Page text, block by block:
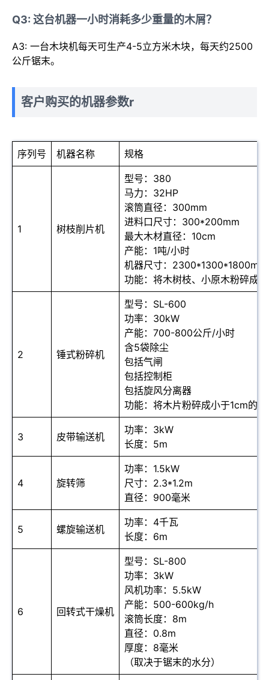
Q3: 这台机器一小时消耗多少重量的木屑？
A3: 一台木块机每天可生产4-5立方米木块，每天约2500
公斤锯末。
客户购买的机器参数r
序列号 机器名称 规格
1 树枝削片机
型号：380
马力：32HP
滚筒直径：300mm
进料口尺寸：300*200mm
最大木材直径：10cm
产能：1吨/小时
机器尺寸：2300*1300*1800mm
功能：将木树枝、小原木粉碎成
2 锤式粉碎机
型号：SL-600
功率：30kW
产能：700-800公斤/小时
含5袋除尘
包括气闸
包括控制柜
包括旋风分离器
功能：将木片粉碎成小于1cm的
3 皮带输送机
功率：3kW
长度：5m
4 旋转筛
功率：1.5kW
尺寸：2.3*1.2m
直径：900毫米
5 螺旋输送机
功率：4千瓦
长度：6m
6 回转式干燥机
型号：SL-800
功率：3kW
风机功率：5.5kW
产能：500-600kg/h
滚筒长度：8m
直径：0.8m
厚度：8毫米
（取决于锯末的水分）